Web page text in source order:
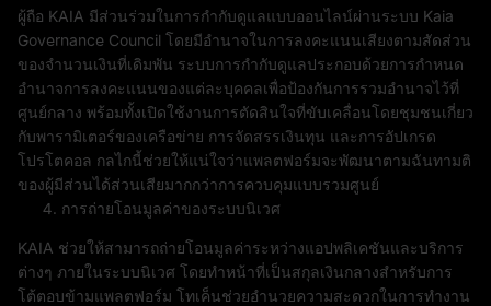
ผู้ถือ KAIA มีส่วนร่วมในการกำกับดูแลแบบออนไลน์ผ่านระบบ Kaia
Governance Council โดยมีอำนาจในการลงคะแนนเสียงตามสัดส่วน
ของจำนวนเงินที่เดิมพัน ระบบการกำกับดูแลประกอบด้วยการกำหนด
อำนาจการลงคะแนนของแต่ละบุคคลเพื่อป้องกันการรวมอำนาจไว้ที่
ศูนย์กลาง พร้อมทั้งเปิดใช้งานการตัดสินใจที่ขับเคลื่อนโดยชุมชนเกี่ยว
กับพารามิเตอร์ของเครือข่าย การจัดสรรเงินทุน และการอัปเกรด
โปรโตคอล กลไกนี้ช่วยให้แน่ใจว่าแพลตฟอร์มจะพัฒนาตามฉันทามติ
ของผู้มีส่วนได้ส่วนเสียมากกว่าการควบคุมแบบรวมศูนย์
การถ่ายโอนมูลค่าของระบบนิเวศ
KAIA ช่วยให้สามารถถ่ายโอนมูลค่าระหว่างแอปพลิเคชันและบริการ
ต่างๆ ภายในระบบนิเวศ โดยทำหน้าที่เป็นสกุลเงินกลางสำหรับการ
โต้ตอบข้ามแพลตฟอร์ม โทเค็นช่วยอำนวยความสะดวกในการทำงาน